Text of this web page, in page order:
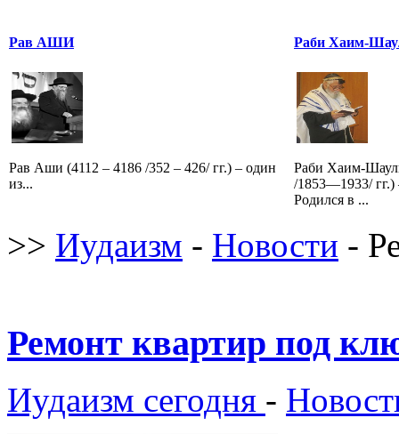
Рав АШИ
Рав Аши (4112 – 4186 /352 – 426/ гг.) – один
из...
Раби Хаим-
Раби Хаим-
/1853—1933/
Родился в ...
>> Иудаизм - Новости -
Ремонт квартир под
Иудаизм сегодня -